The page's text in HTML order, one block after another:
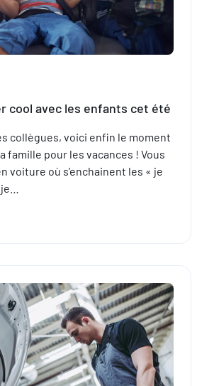
cool avec les enfants cet été
collègues, voici enfin le moment
famille pour les vacances ! Vous
voiture où s’enchainent les « je